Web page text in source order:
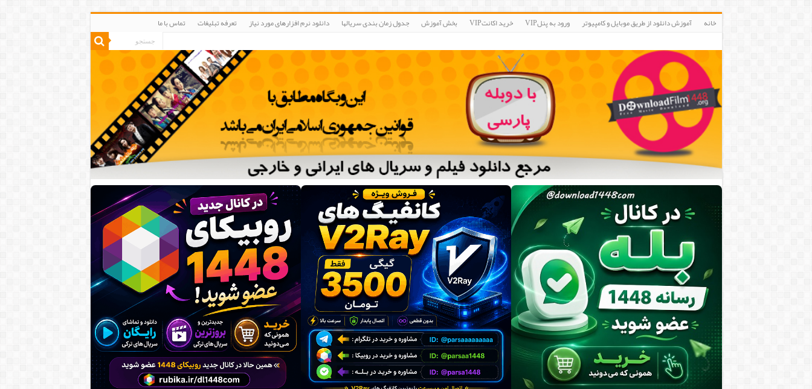
خانه آموزش دانلود از طریق موبایل و کامپیوتر ورود به پنلVIP خرید اکانتVIP بخش آموزش جدول زمان بندی سریالها دانلود نرم افزارهای مورد نیاز تعرفه تبلیغات تماس با ما